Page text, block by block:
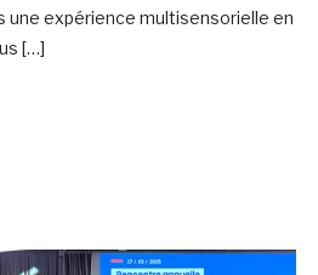
une expérience multisensorielle en
[…]